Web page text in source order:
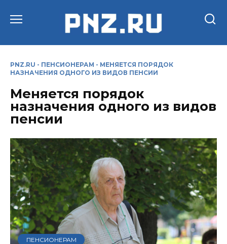
PNZ.RU - ПЕНСИОНЕРАМ - МЕНЯЕТСЯ ПОРЯДОК
НАЗНАЧЕНИЯ ОДНОГО ИЗ ВИДОВ ПЕНСИИ
Меняется порядок
назначения одного из видов
пенсии
ПЕНСИОНЕРАМ